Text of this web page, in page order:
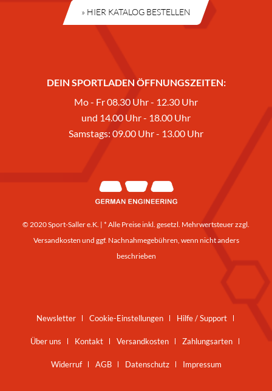
» HIER KATALOG BESTELLEN
DEIN SPORTLADEN ÖFFNUNGSZEITEN:
Mo - Fr 08.30 Uhr - 12.30 Uhr
und 14.00 Uhr - 18.00 Uhr
Samstags: 09.00 Uhr - 13.00 Uhr
© 2020 Sport-Saller e.K. | * Alle Preise inkl. gesetzl. Mehrwertsteuer zzgl.
Versandkosten und ggf. Nachnahmegebühren, wenn nicht anders
beschrieben
Newsletter Cookie-Einstellungen Hilfe / Support
Über uns Kontakt Versandkosten Zahlungsarten
Widerruf AGB Datenschutz Impressum